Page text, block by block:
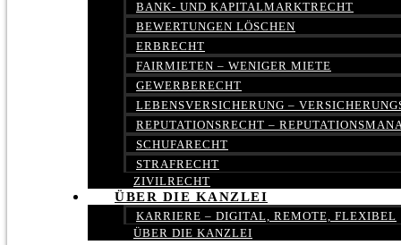
BANK- UND KAPITALMARKTRECHT
BEWERTUNGEN LÖSCHEN
ERBRECHT
FAIRMIETEN – WENIGER MIETE
GEWERBERECHT
LEBENSVERSICHERUNG –
REPUTATIONSRECHT –
SCHUFARECHT
STRAFRECHT
ZIVILRECHT
ÜBER DIE KANZLEI
KARRIERE – DIGITAL, REMOTE, FLEXIBEL
ÜBER DIE KANZLEI